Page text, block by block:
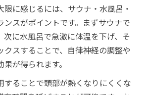
限に感じるには、サウナ・水風呂・
ンスがポイントです。まずサウナで
次に水風呂で急激に体温を下げ、そ
クスすることで、自律神経の調整や
が得られます。
することで頭部が熱くなりにくくな